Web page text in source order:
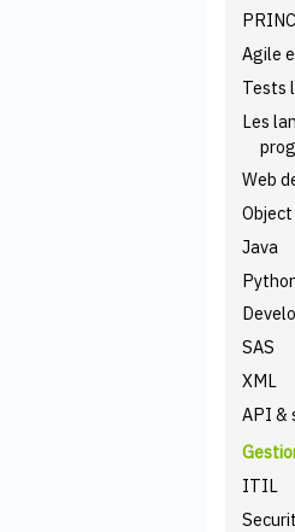
Agile
Tests
Les
Web
Java
SAS
XML
API &
ITIL